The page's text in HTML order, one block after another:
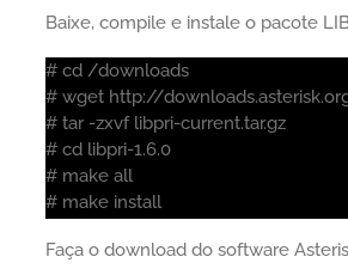
Baixe, compile e instale o pacote
# cd /downloads
# wget http://
# tar -zxvf libpri-current.tar.gz
# cd libpri-1.6.0
# make all
# make install
Faça o download do software